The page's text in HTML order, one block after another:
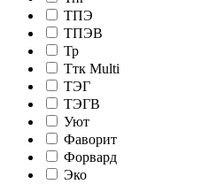
ТПЭ
ТПЭВ
Тр
Ттк Multi
ТЭГ
ТЭГВ
Уют
Фаворит
Форвард
Эко